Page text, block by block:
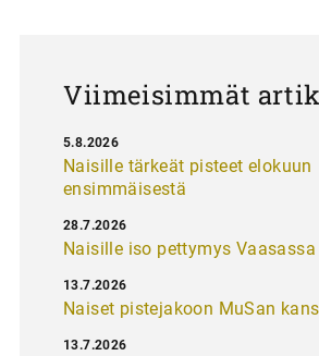
Viimeisimmät
Naisille tärkeät pisteet elokuun
ensimmäisestä
5.8.2026
Naisille iso pettymys Vaasassa
28.7.2026
Naiset pistejakoon MuSan
13.7.2026
13.7.2026